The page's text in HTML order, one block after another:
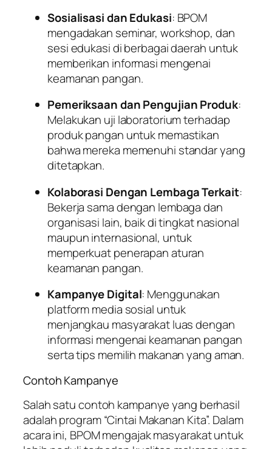
Sosialisasi dan Edukasi: BPOM
mengadakan seminar, workshop, dan
sesi edukasi di berbagai daerah untuk
memberikan informasi mengenai
keamanan pangan.
Pemeriksaan dan Pengujian Produk:
Melakukan uji laboratorium terhadap
produk pangan untuk memastikan
bahwa mereka memenuhi standar yang
ditetapkan.
Kolaborasi Dengan Lembaga Terkait:
Bekerja sama dengan lembaga dan
organisasi lain, baik di tingkat nasional
maupun internasional, untuk
memperkuat penerapan aturan
keamanan pangan.
Kampanye Digital: Menggunakan
platform media sosial untuk
menjangkau masyarakat luas dengan
informasi mengenai keamanan pangan
serta tips memilih makanan yang aman.
Contoh Kampanye
Salah satu contoh kampanye yang berhasil
adalah program “Cintai Makanan Kita”. Dalam
acara ini, BPOM mengajak masyarakat untuk